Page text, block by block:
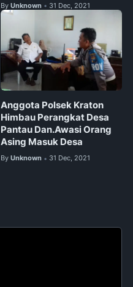
By Unknown • 31 Dec, 2021
Anggota Polsek Kraton
Himbau Perangkat Desa
Pantau Dan.Awasi Orang
Asing Masuk Desa
By Unknown • 31 Dec, 2021